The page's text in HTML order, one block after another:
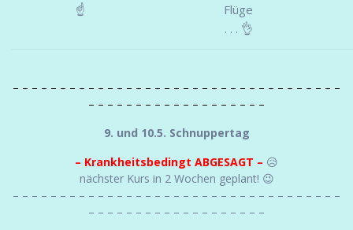
☝
Flüge
. . . 👌
– – – – – – – – – – – – – – – – – – – – – – – – – – – – – – – – – – –
– – – – – – – – – – – – – – – – – – –
9. und 10.5. Schnuppertag
– Krankheitsbedingt ABGESAGT – 😥
nächster Kurs in 2 Wochen geplant! 😉
– – – – – – – – – – – – – – – – – – – – – – – – – – – – – – – – – – –
– – – – – – – – – – – – – – – – – – –